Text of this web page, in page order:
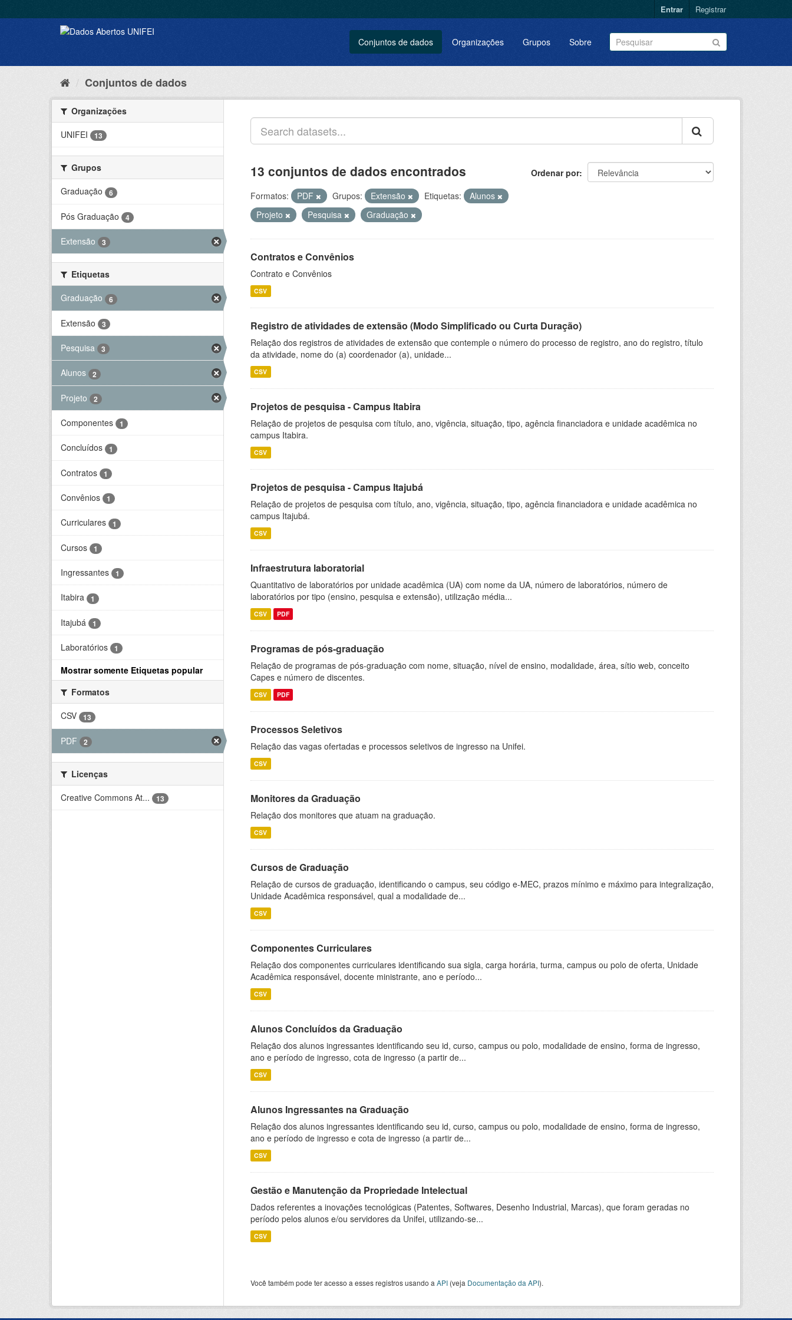
Entrar Registrar
Conjuntos de dados Organizações Grupos Sobre
Conjuntos de dados
Organizações
UNIFEI
13
Grupos
Graduação
6
Pós Graduação 4
Extensão 3
Etiquetas
Graduação
6
Extensão 3
Pesquisa 3
Alunos 2
Projeto 2
Componentes 1
Concluídos 1
Contratos 1
Convênios 1
Curriculares 1
Cursos 1
Ingressantes 1
Itabira 1
Itajubá 1
Laboratórios 1
Mostrar somente Etiquetas popular
Formatos
CSV
13
PDF 2
Licenças
Creative Commons At...
13
Ordenar por
13 conjuntos de dados encontrados
Formatos: PDF Grupos: Extensão Etiquetas:
Alunos
Projeto
Pesquisa Graduação
Contratos e Convênios
Contrato e Convênios
CSV
Registro de atividades de extensão (Modo Simplificado ou Curta Duração)
Relação dos registros de atividades de extensão que contemple o número do processo de registro, ano do registro, título
da atividade, nome do (a) coordenador (a), unidade...
CSV
Projetos de pesquisa - Campus Itabira
Relação de projetos de pesquisa com título, ano, vigência, situação, tipo, agência financiadora e unidade acadêmica no
campus Itabira.
CSV
Projetos de pesquisa - Campus Itajubá
Relação de projetos de pesquisa com título, ano, vigência, situação, tipo, agência financiadora e unidade acadêmica no
campus Itajubá.
CSV
Infraestrutura laboratorial
Quantitativo de laboratórios por unidade acadêmica (UA) com nome da UA, número de laboratórios, número de
laboratórios por tipo (ensino, pesquisa e extensão), utilização média...
CSV PDF
Programas de pós-graduação
Relação de programas de pós-graduação com nome, situação, nível de ensino, modalidade, área, sítio web, conceito
Capes e número de discentes.
CSV PDF
Processos Seletivos
Relação das vagas ofertadas e processos seletivos de ingresso na Unifei.
CSV
Monitores da Graduação
Relação dos monitores que atuam na graduação.
CSV
Cursos de Graduação
Relação de cursos de graduação, identificando o campus, seu código e-MEC, prazos mínimo e máximo para integralização,
Unidade Acadêmica responsável, qual a modalidade de...
CSV
Componentes Curriculares
Relação dos componentes curriculares identificando sua sigla, carga horária, turma, campus ou polo de oferta, Unidade
Acadêmica responsável, docente ministrante, ano e período...
CSV
Alunos Concluídos da Graduação
Relação dos alunos ingressantes identificando seu id, curso, campus ou polo, modalidade de ensino, forma de ingresso,
ano e período de ingresso, cota de ingresso (a partir de...
CSV
Alunos Ingressantes na Graduação
Relação dos alunos ingressantes identificando seu id, curso, campus ou polo, modalidade de ensino, forma de ingresso,
ano e período de ingresso e cota de ingresso (a partir de...
CSV
Gestão e Manutenção da Propriedade Intelectual
Dados referentes a inovações tecnológicas (Patentes, Softwares, Desenho Industrial, Marcas), que foram geradas no
período pelos alunos e/ou servidores da Unifei, utilizando-se...
CSV
Você também pode ter acesso a esses registros usando a API (veja Documentação da API).